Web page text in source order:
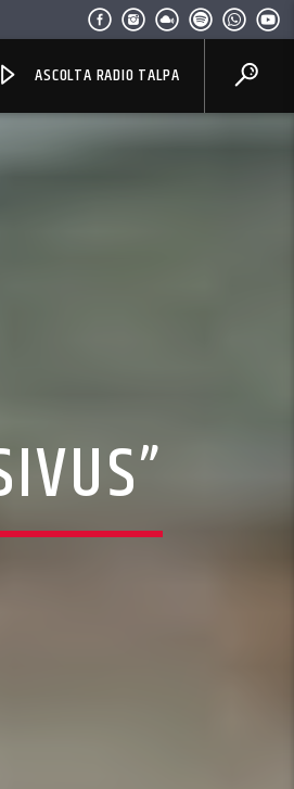
ASCOLTA RADIO TALPA